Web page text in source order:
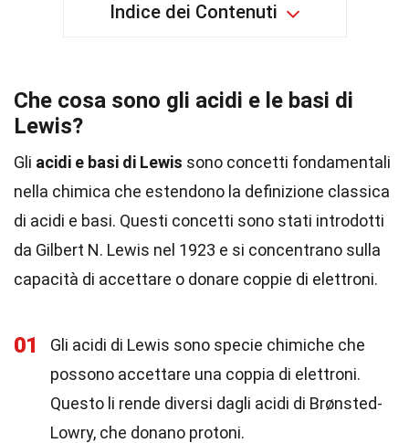
Indice dei Contenuti
Che cosa sono gli acidi e le basi di
Lewis?
Gli acidi e basi di Lewis sono concetti fondamentali
nella chimica che estendono la definizione classica
di acidi e basi. Questi concetti sono stati introdotti
da Gilbert N. Lewis nel 1923 e si concentrano sulla
capacità di accettare o donare coppie di elettroni.
01
Gli acidi di Lewis sono specie chimiche che
possono accettare una coppia di elettroni.
Questo li rende diversi dagli acidi di Brønsted-
Lowry, che donano protoni.